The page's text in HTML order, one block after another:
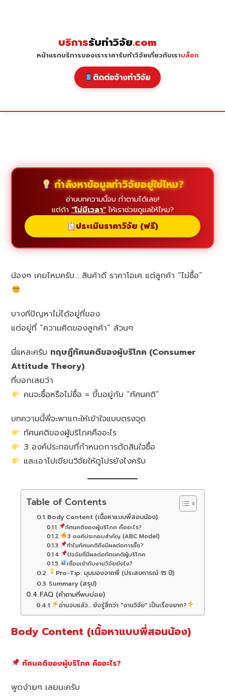
บริการรับทำวิจัย.com
หน้าแรกบริการของเราราคารับทำวิจัยเกี่ยวกับเราบล็อก
ติดต่อจ้างทำวิจัย
กำลังหาข้อมูลทำวิจัยอยู่ใช่ไหม?
อ่านบทความนี้จบ ทำตามได้เลย!
แต่ถ้า "ไม่มีเวลา"ให้เราช่วยดูแลให้ไหม?
ประเมินราคาวิจัย (ฟรี)
น้องๆ เคยไหมครับ… สินค้าดี ราคาโอเค แต่ลูกค้า “ไม่ซื้อ”
บางทีปัญหาไม่ได้อยู่ที่ของ
แต่อยู่ที่ “ความคิดของลูกค้า” ล้วนๆ
นี่แหละครับ ทฤษฎีทัศนคติของผู้บริโภค (Consumer
Attitude Theory)
ที่บอกเลยว่า
คนจะซื้อหรือไม่ซื้อ = ขึ้นอยู่กับ “ทัศนคติ”
บทความนี้พี่จะพาแกะให้เข้าใจแบบตรงจุด
ทัศนคติของผู้บริโภคคืออะไร
3 องค์ประกอบที่กำหนดการตัดสินใจซื้อ
และเอาไปเขียนวิจัยให้ดูโปรยังไงครับ
Table of Contents
Body Content (เนื้อหาแบบพี่สอนน้อง)
ทัศนคติของผู้บริโภค คืออะไร?
3 องค์ประกอบสำคัญ (ABC Model)
ทำไมทัศนคติถึงมีผลต่อการซื้อ?
ปัจจัยที่มีผลต่อทัศนคติผู้บริโภค
เชื่อมเข้ากับงานวิจัยยังไง?
Pro-Tip: มุมมองจากพี่ (ประสบการณ์ 15 ปี)
Summary (สรุป)
FAQ (คำถามที่พบบ่อย)
อ่านจบแล้ว... ยังรู้สึกว่า "งานวิจัย" เป็นเรื่องยาก?
Body Content (เนื้อหาแบบพี่สอนน้อง)
ทัศนคติของผู้บริโภค คืออะไร?
พูดง่ายๆ เลยนะครับ